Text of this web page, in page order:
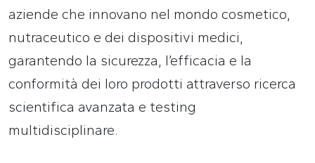
aziende che innovano nel mondo cosmetico,
nutraceutico e dei dispositivi medici,
garantendo la sicurezza, l’efficacia e la
conformità dei loro prodotti attraverso ricerca
scientifica avanzata e testing
multidisciplinare.